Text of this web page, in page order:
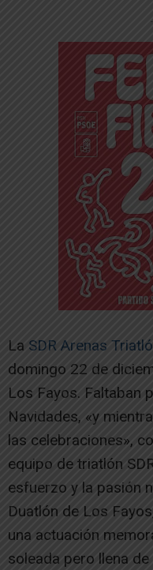
La SDR Arenas
domingo 22 de
Los Fayos. Faltaban
Navidades, «y
las celebraciones»,
equipo de triatlón
esfuerzo y la pasión
Duatlón de Los
una actuación
soleada pero llena